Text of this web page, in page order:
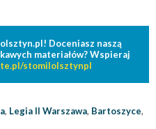
Doceniasz naszą
materiałów? Wspieraj
stomilolsztynpl
, Legia II Warszawa, Bartoszyce,